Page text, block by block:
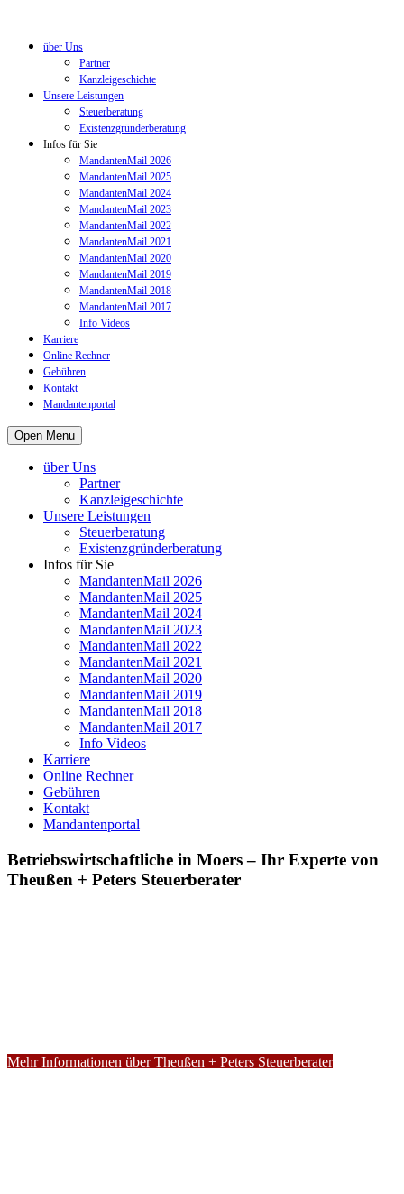
über Uns
Partner
Kanzleigeschichte
Unsere Leistungen
Steuerberatung
Existenzgründerberatung
Infos für Sie
MandantenMail 2026
MandantenMail 2025
MandantenMail 2024
MandantenMail 2023
MandantenMail 2022
MandantenMail 2021
MandantenMail 2020
MandantenMail 2019
MandantenMail 2018
MandantenMail 2017
Info Videos
Karriere
Online Rechner
Gebühren
Kontakt
Mandantenportal
Open Menu
über Uns
Partner
Kanzleigeschichte
Unsere Leistungen
Steuerberatung
Existenzgründerberatung
Infos für Sie
MandantenMail 2026
MandantenMail 2025
MandantenMail 2024
MandantenMail 2023
MandantenMail 2022
MandantenMail 2021
MandantenMail 2020
MandantenMail 2019
MandantenMail 2018
MandantenMail 2017
Info Videos
Karriere
Online Rechner
Gebühren
Kontakt
Mandantenportal
Betriebswirtschaftliche in Moers – Ihr Experte von
Theußen + Peters Steuerberater
Mehr Informationen über Theußen + Peters Steuerberater